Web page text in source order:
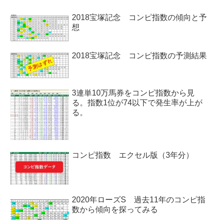
2018宝塚記念 コンピ指数の傾向と予
想
2018宝塚記念 コンピ指数の予測結果
3連単10万馬券をコンピ指数から見
る。指数1位が74以下で発生率が上が
る。
コンピ指数 エクセル版（3年分）
2020年ローズS 過去11年のコンピ指
数から傾向を探ってみる